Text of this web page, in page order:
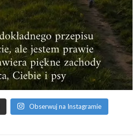
Obserwuj na Instagramie